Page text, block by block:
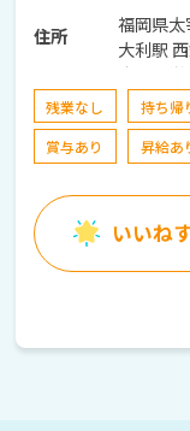
住所
福岡県太宰府
大利駅
府西小
残業なし 持ち帰
賞与あり
昇給あ
いいね